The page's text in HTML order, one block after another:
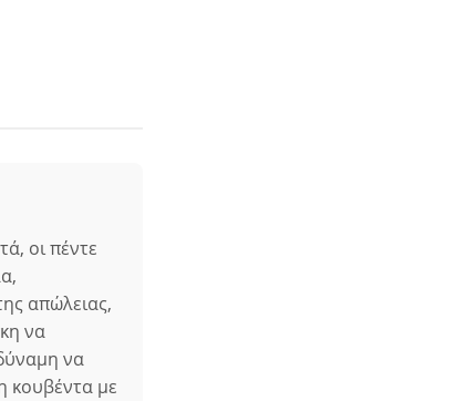
οι πέντε
απώλειας,
να
να
κουβέντα με